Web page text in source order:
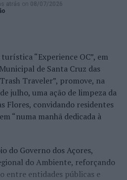
atrás on 08/07/2026
“Experience OC”, em
de Santa Cruz das
Traveler”, promove, na
julho, uma ação de limpeza da
Flores, convidando residentes
“numa manhã dedicada à
do Governo dos Açores,
do Ambiente, reforçando
entre entidades públicas e